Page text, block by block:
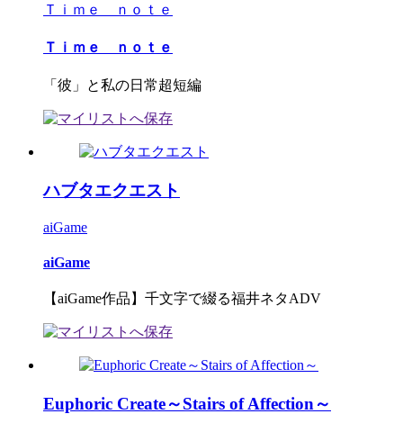
Ｔｉｍｅ ｎｏｔｅ
Ｔｉｍｅ ｎｏｔｅ
「彼」と私の日常超短編
ハブタエクエスト
aiGame
aiGame
【aiGame作品】千文字で綴る福井ネタADV
Euphoric Create～Stairs of Affection～